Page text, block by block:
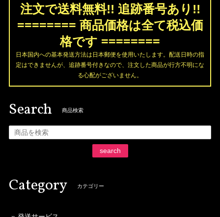
注文で送料無料!! 追跡番号あり!!
======== 商品価格は全て税込価
格です ========
日本国内への基本発送方法は日本郵便を使用いたします。配送日時の指
定はできませんが、追跡番号付きなので、注文した商品が行方不明にな
る心配がございません。
Search 商品検索
search
Category カテゴリー